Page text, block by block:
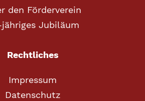
den Förderverein
Jubiläum
Rechtliches
Impressum
Datenschutz